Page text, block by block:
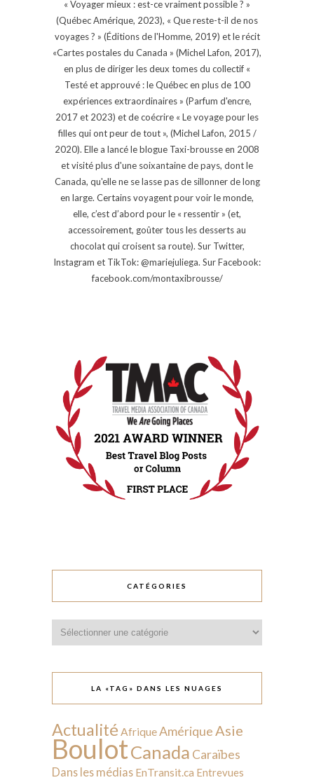
« Voyager mieux : est-ce vraiment possible ? »
(Québec Amérique, 2023), « Que reste-t-il de nos
voyages ? » (Éditions de l'Homme, 2019) et le récit
«Cartes postales du Canada » (Michel Lafon, 2017),
en plus de diriger les deux tomes du collectif «
Testé et approuvé : le Québec en plus de 100
expériences extraordinaires » (Parfum d'encre,
2017 et 2023) et de coécrire « Le voyage pour les
filles qui ont peur de tout », (Michel Lafon, 2015 /
2020). Elle a lancé le blogue Taxi-brousse en 2008
et visité plus d'une soixantaine de pays, dont le
Canada, qu'elle ne se lasse pas de sillonner de long
en large. Certains voyagent pour voir le monde,
elle, c’est d’abord pour le « ressentir » (et,
accessoirement, goûter tous les desserts au
chocolat qui croisent sa route). Sur Twitter,
Instagram et TikTok: @mariejuliega. Sur Facebook:
facebook.com/montaxibrousse/
CATÉGORIES
LA «TAG» DANS LES NUAGES
Actualité AfriqueAmériqueAsie
BoulotCanada Caraïbes
Dans les médias EnTransit.ca Entrevues